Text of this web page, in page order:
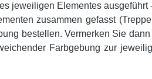
jeweiligen Elementes
zusammen gefasst
bestellen. Vermerken Sie
Farbgebung zur